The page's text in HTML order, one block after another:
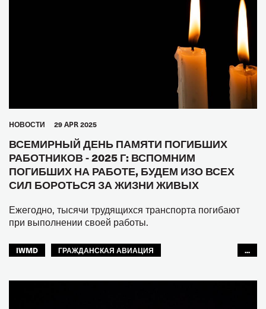
ЕВРОПА
HОВОСТИ 29 APR 2025
ВСЕМИРНЫЙ ДЕНЬ ПАМЯТИ ПОГИБШИХ
РАБОТНИКОВ - 2025 Г: ВСПОМНИМ
ПОГИБШИХ НА РАБОТЕ, БУДЕМ ИЗО ВСЕХ
СИЛ БОРОТЬСЯ ЗА ЖИЗНИ ЖИВЫХ
Ежегодно, тысячи трудящихся транспорта погибают
при выполнении своей работы.
IWMD
ГРАЖДАНСКАЯ АВИАЦИЯ
...